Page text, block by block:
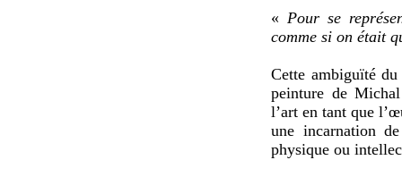
«Pour se
comme si on était
Cette ambiguïté
peinture de
l’art en tant que
une incarnation
physique ou